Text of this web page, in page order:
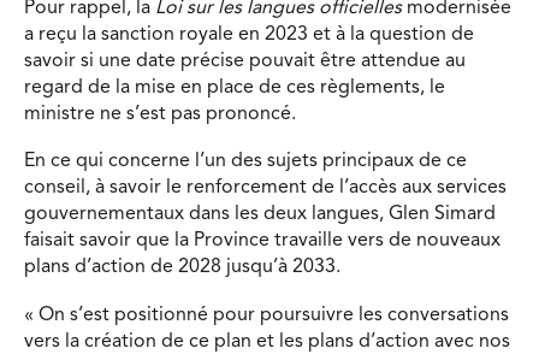
Pour rappel, la Loi sur les langues officiellesmodernisée
a reçu la sanction royale en 2023 et à la question de
savoir si une date précise pouvait être attendue au
regard de la mise en place de ces règlements, le
ministre ne s’est pas prononcé.
En ce qui concerne l’un des sujets principaux de ce
conseil, à savoir le renforcement de l’accès aux services
gouvernementaux dans les deux langues, Glen Simard
faisait savoir que la Province travaille vers de nouveaux
plans d’action de 2028 jusqu’à 2033.
« On s’est positionné pour poursuivre les conversations
vers la création de ce plan et les plans d’action avec nos